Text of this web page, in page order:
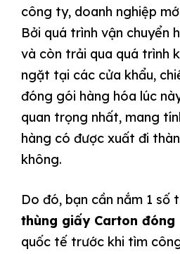
công ty, doanh nghiệp
Bởi quá trình vận chuyển
và còn trải qua quá trình
ngặt tại các cửa khẩu,
đóng gói hàng hóa lúc
quan trọng nhất, mang
hàng có được xuất đi
không.
Do đó, bạn cần nắm 1 số
thùng giấy Carton đóng
quốc tế trước khi tìm